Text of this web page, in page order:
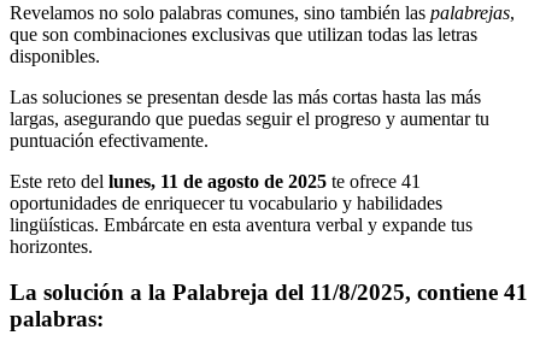
Revelamos no solo palabras comunes, sino también las palabrejas,
que son combinaciones exclusivas que utilizan todas las letras
disponibles.
Las soluciones se presentan desde las más cortas hasta las más
largas, asegurando que puedas seguir el progreso y aumentar tu
puntuación efectivamente.
Este reto del lunes, 11 de agosto de 2025 te ofrece 41
oportunidades de enriquecer tu vocabulario y habilidades
lingüísticas. Embárcate en esta aventura verbal y expande tus
horizontes.
La solución a la Palabreja del 11/8/2025, contiene 41
palabras: